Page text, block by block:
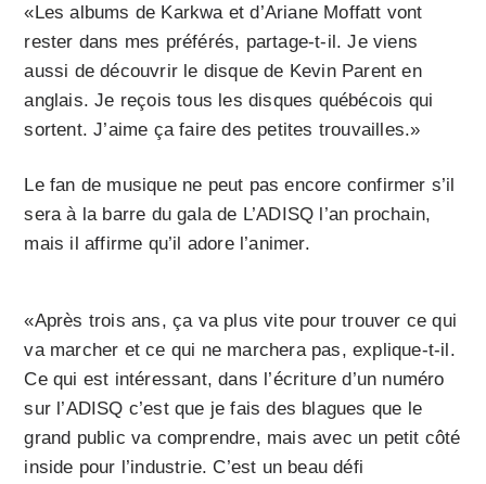
«Les albums de Karkwa et d’Ariane Moffatt vont
rester dans mes préférés, partage-t-il. Je viens
aussi de découvrir le disque de Kevin Parent en
anglais. Je reçois tous les disques québécois qui
sortent. J’aime ça faire des petites trouvailles.»
Le fan de musique ne peut pas encore confirmer s’il
sera à la barre du gala de L’ADISQ l’an prochain,
mais il affirme qu’il adore l’animer.
«Après trois ans, ça va plus vite pour trouver ce qui
va marcher et ce qui ne marchera pas, explique-t-il.
Ce qui est intéressant, dans l’écriture d’un numéro
sur l’ADISQ c’est que je fais des blagues que le
grand public va comprendre, mais avec un petit côté
inside pour l’industrie. C’est un beau défi